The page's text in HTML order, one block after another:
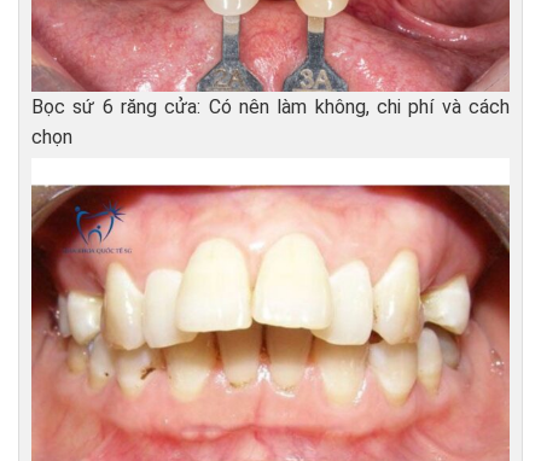
Bọc sứ 6 răng cửa: Có nên làm không, chi phí và cách
chọn